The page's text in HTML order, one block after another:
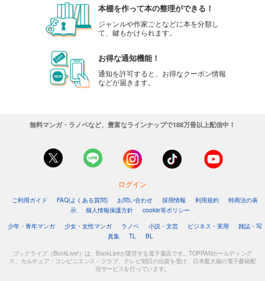
本棚を作って本の整理ができる！
ジャンルや作家ごとなどに本を分類し
て、鍵もかけられます。
お得な通知機能！
通知を許可すると、お得なクーポン情報
などが届きます。
無料マンガ・ラノベなど、豊富なラインナップで188万冊以上配信中！
ログイン
ご利用ガイド FAQ(よくある質問) お問い合わせ 採用情報 利用規約
特商法の表
示
個人情報保護方針
cookie等ポリシー
少年・青年マンガ
少女・女性マンガ ラノベ 小説・文芸 ビジネス・実用
雑誌・写
真集
TL BL
ブックライブ（BookLive!）は、BookLiveが運営する電子書店です。TOPPANホールディング
ス、カルチュア・コンビニエンス・クラブ、テレビ朝日の出資を受け、日本最大級の電子書籍配
信サービスを行っています。